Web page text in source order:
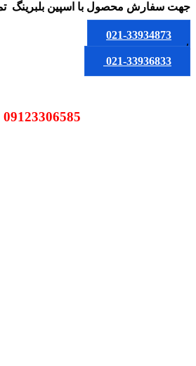
جهت سفارش محصول با اسپین بلبرینگ
021-33934873
یا
021-33936833